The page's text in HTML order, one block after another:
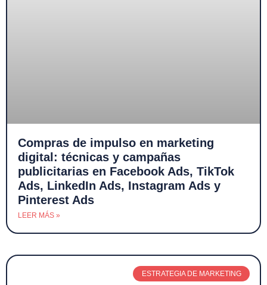
Compras de impulso en marketing
digital: técnicas y campañas
publicitarias en Facebook Ads, TikTok
Ads, LinkedIn Ads, Instagram Ads y
Pinterest Ads
LEER MÁS »
ESTRATEGIA DE MARKETING